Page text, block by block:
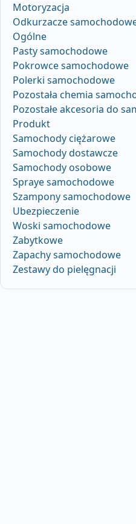
Motoryzacja
Odkurzacze
Ogólne
Pasty samochodowe
Pokrowce samochodowe
Polerki samochodowe
Pozostała chemia
Pozostałe akcesoria do
Produkt
Samochody ciężarowe
Samochody dostawcze
Samochody osobowe
Spraye samochodowe
Szampony samochodowe
Ubezpieczenie
Woski samochodowe
Zabytkowe
Zapachy samochodowe
Zestawy do pielęgnacji